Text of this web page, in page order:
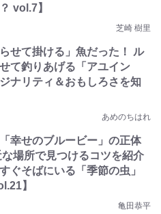
vol.7】
芝崎 樹里
せて掛ける」魚だった！ ル
て釣りあげる「アユイン
ナリティ＆おもしろさを知
あめのちはれ
幸せのブルービー」の正体
な場所で見つけるコツを紹介
ぐそばにいる「季節の虫」
】
亀田恭平